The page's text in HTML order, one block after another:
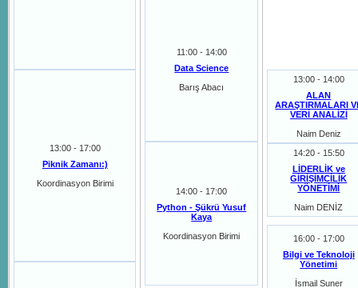
13:00 - 17:00
Piknik Zamanı:)
Koordinasyon Birimi
11:00 - 14:00
Data Science
Barış Abacı
14:00 - 17:00
Python - Şükrü Yusuf
Kaya
Koordinasyon Birimi
13:00 - 14:00
ALAN
ARAŞTIRMALARI
VERİ ANALİZİ
Naim Deniz
14:20 - 15:50
LİDERLİK ve
GİRİŞİMCİLİK
YÖNETİMİ
Naim DENİZ
16:00 - 17:00
Bilgi ve Teknoloji
Yönetimi
İsmail Suner